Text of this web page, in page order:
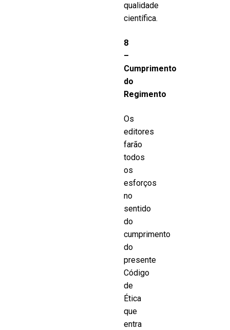
qualidade
científica.
8
–
Cumprimento
do
Regimento
Os
editores
farão
todos
os
esforços
no
sentido
do
cumprimento
do
presente
Código
de
Ética
que
entra